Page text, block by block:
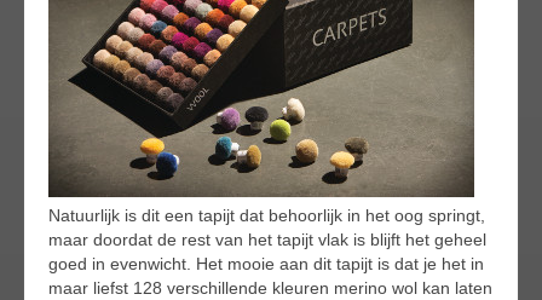
Natuurlijk is dit een tapijt dat behoorlijk in het oog springt,
maar doordat de rest van het tapijt vlak is blijft het geheel
goed in evenwicht. Het mooie aan dit tapijt is dat je het in
maar liefst 128 verschillende kleuren merino wol kan laten